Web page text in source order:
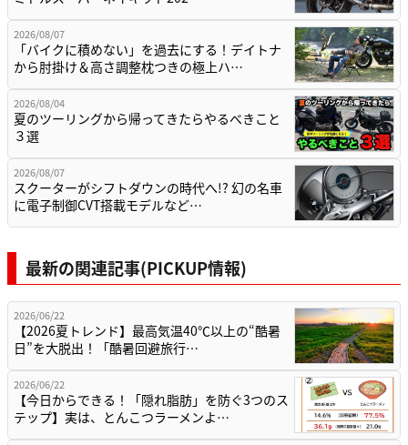
2026/08/07
「バイクに積めない」を過去にする！デイトナ
から肘掛け＆高さ調整枕つきの極上ハ…
2026/08/04
夏のツーリングから帰ってきたらやるべきこと
３選
2026/08/07
スクーターがシフトダウンの時代へ!? 幻の名車
に電子制御CVT搭載モデルなど…
最新の関連記事(PICKUP情報)
2026/06/22
【2026夏トレンド】最高気温40℃以上の“酷暑
日”を大脱出！「酷暑回避旅行…
2026/06/22
【今日からできる！「隠れ脂肪」を防ぐ3つのス
テップ】実は、とんこつラーメンよ…